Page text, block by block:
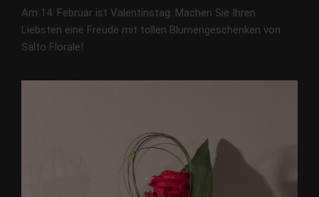
Am 14. Februar ist Valentinstag. Machen Sie Ihren
Liebsten eine Freude mit tollen Blumengeschenken von
Salto Florale!